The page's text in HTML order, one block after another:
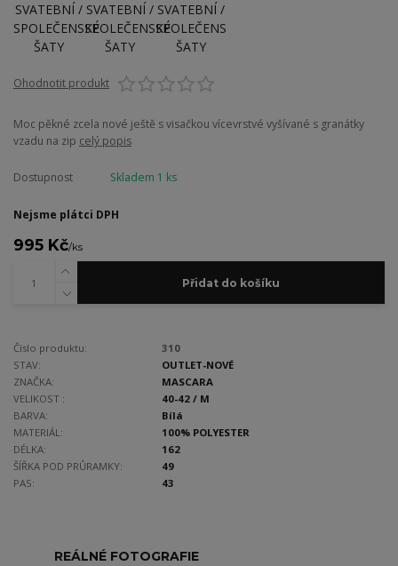
Ohodnotit produkt
Moc pěkné zcela nové ještě s visačkou vícevrstvé vyšívané s granátky
vzadu na zip celý popis
Dostupnost Skladem 1 ks
Nejsme plátci DPH
995 Kč/ks
Přidat do košíku
Číslo produktu:
310
STAV:
OUTLET-NOVÉ
ZNAČKA:
MASCARA
VELIKOST :
40-42 / M
BARVA:
Bílá
MATERIÁL:
100% POLYESTER
DÉLKA:
162
ŠÍŘKA POD PRŮRAMKY:
49
PAS:
43
REÁLNÉ FOTOGRAFIE